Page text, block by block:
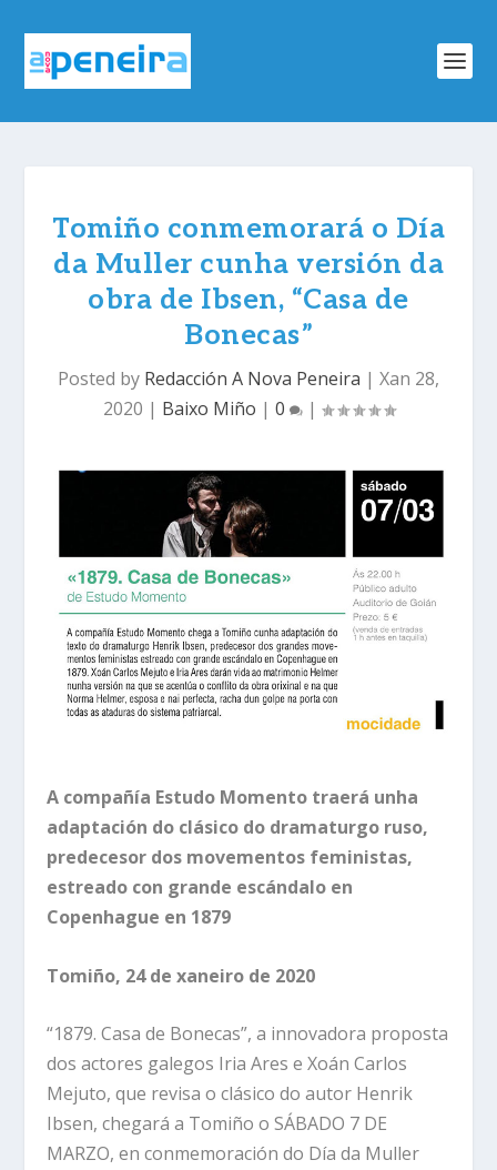
Tomiño conmemorará o Día
da Muller cunha versión da
obra de Ibsen, “Casa de
Bonecas”
Posted by Redacción A Nova Peneira | Xan 28,
2020 | Baixo Miño | 0 |
A compañía Estudo Momento traerá unha
adaptación do clásico do dramaturgo ruso,
predecesor dos movementos feministas,
estreado con grande escándalo en
Copenhague en 1879
Tomiño, 24 de xaneiro de 2020
“1879. Casa de Bonecas”, a innovadora proposta
dos actores galegos Iria Ares e Xoán Carlos
Mejuto, que revisa o clásico do autor Henrik
Ibsen, chegará a Tomiño o SÁBADO 7 DE
MARZO, en conmemoración do Día da Muller